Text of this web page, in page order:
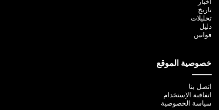
اخبار
تاريخ
تحليلات
دليل
قوانين
خصوصية الموقع
اتصل بنا
اتفاقية الإستخدام
سياسة الخصوصية